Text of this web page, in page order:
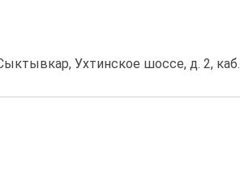
Ухтинское шоссе, д. 2,